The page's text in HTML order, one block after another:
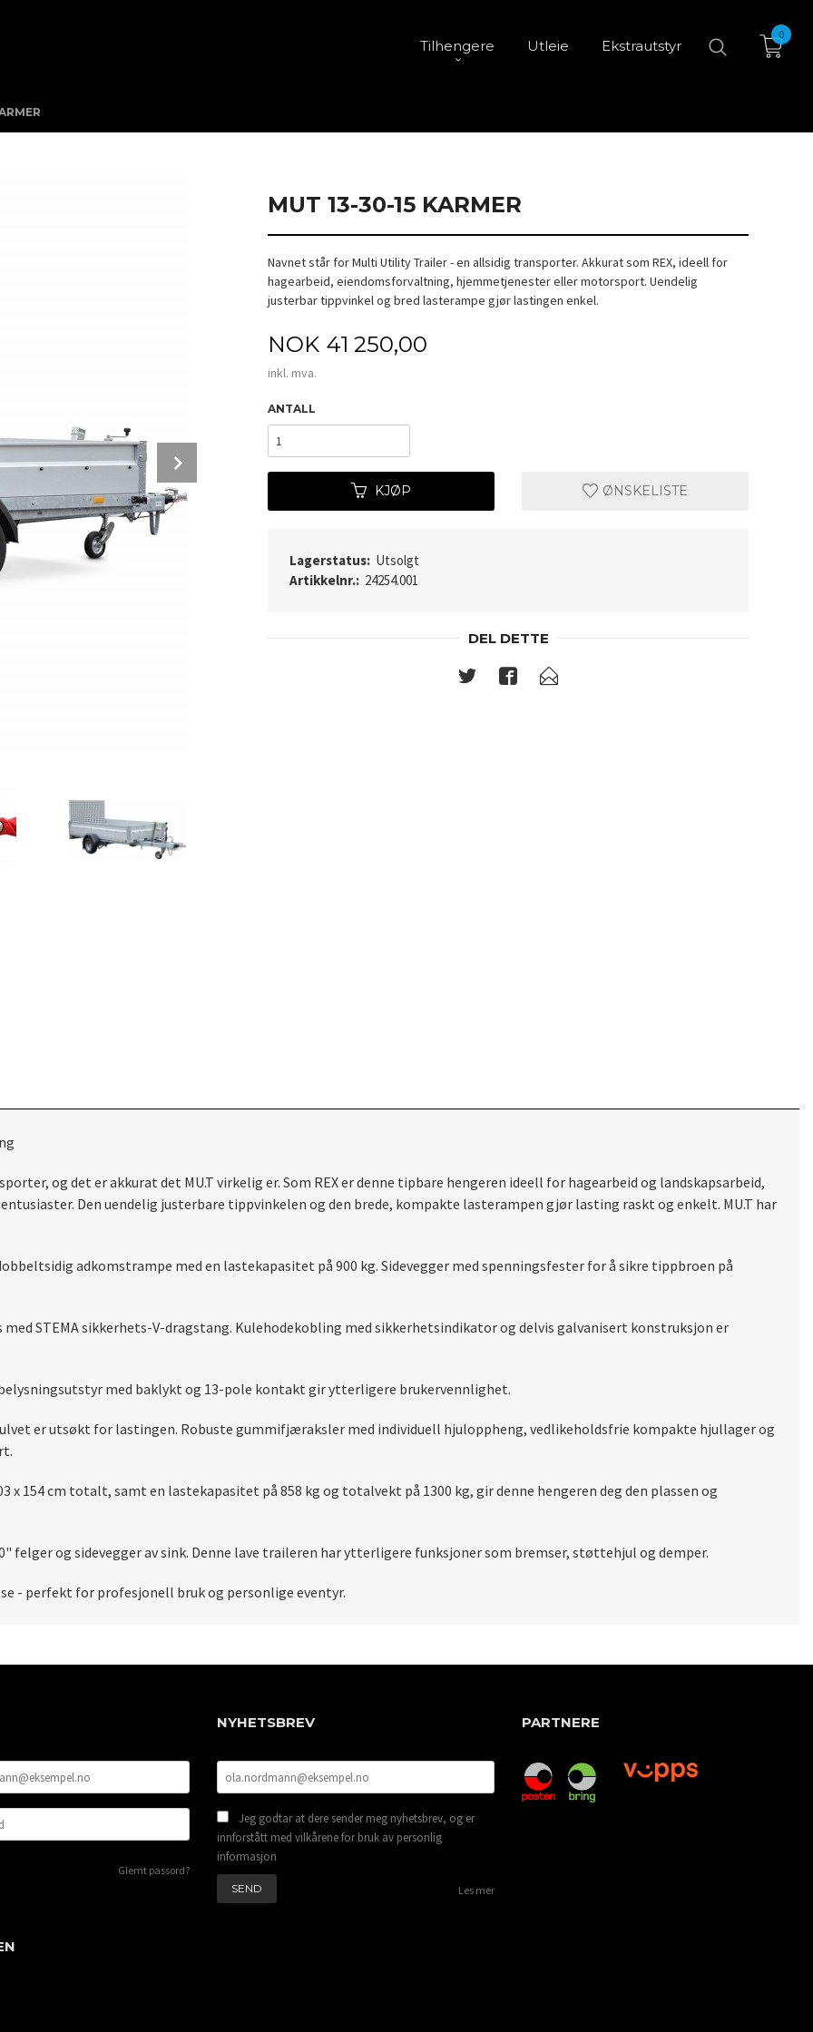
Tilhengere Utleie Ekstrautstyr
0
MUT 13-30-15 KARMER
Navnet står for Multi Utility Trailer - en allsidig transporter. Akkurat som REX, ideell for
hagearbeid, eiendomsforvaltning, hjemmetjenester eller motorsport. Uendelig
justerbar tippvinkel og bred lasterampe gjør lastingen enkel.
Pris
NOK 41 250,00
inkl. mva.
ANTALL
KJØP ØNSKELISTE
Lagerstatus: Utsolgt
Artikkelnr.: 24254.001
DEL DETTE
og det er akkurat det MU.T virkelig er. Som REX er denne tipbare hengeren ideell for hagearbeid og landskapsarbeid,
Den uendelig justerbare tippvinkelen og den brede, kompakte lasterampen gjør lasting raskt og enkelt. MU.T har
adkomstrampe med en lastekapasitet på 900 kg. Sidevegger med spenningsfester for å sikre tippbroen på
STEMA sikkerhets-V-dragstang. Kulehodekobling med sikkerhetsindikator og delvis galvanisert konstruksjon er
med baklykt og 13-pole kontakt gir ytterligere brukervennlighet.
er utsøkt for lastingen. Robuste gummifjæraksler med individuell hjuloppheng, vedlikeholdsfrie kompakte hjullager og
x 154 cm totalt, samt en lastekapasitet på 858 kg og totalvekt på 1300 kg, gir denne hengeren deg den plassen og
felger og sidevegger av sink. Denne lave traileren har ytterligere funksjoner som bremser, støttehjul og demper.
- perfekt for profesjonell bruk og personlige eventyr.
Glemt passord?
NYHETSBREV
Jeg godtar at dere sender meg nyhetsbrev, og er
innforstått med vilkårene for bruk av personlig
informasjon
Les mer
PARTNERE